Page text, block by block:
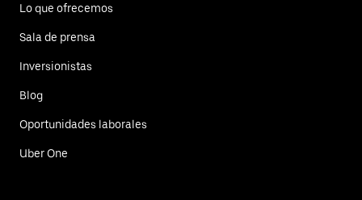
Lo que ofrecemos
Sala de prensa
Inversionistas
Blog
Oportunidades laborales
Uber One